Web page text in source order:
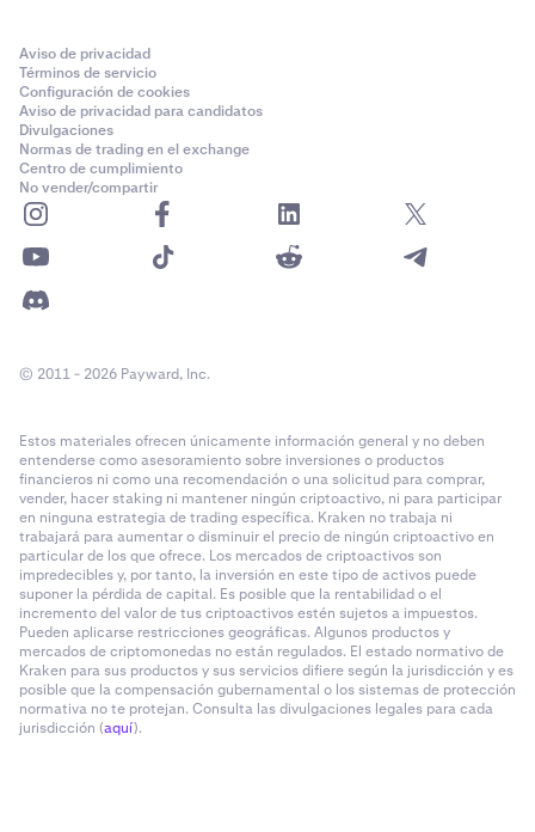
Aviso de privacidad
Términos de servicio
Configuración de cookies
Aviso de privacidad para candidatos
Divulgaciones
Normas de trading en el exchange
Centro de cumplimiento
No vender/compartir
© 2011 - 2026 Payward, Inc.
Estos materiales ofrecen únicamente información general y no deben
entenderse como asesoramiento sobre inversiones o productos
financieros ni como una recomendación o una solicitud para comprar,
vender, hacer staking ni mantener ningún criptoactivo, ni para participar
en ninguna estrategia de trading específica. Kraken no trabaja ni
trabajará para aumentar o disminuir el precio de ningún criptoactivo en
particular de los que ofrece. Los mercados de criptoactivos son
impredecibles y, por tanto, la inversión en este tipo de activos puede
suponer la pérdida de capital. Es posible que la rentabilidad o el
incremento del valor de tus criptoactivos estén sujetos a impuestos.
Pueden aplicarse restricciones geográficas. Algunos productos y
mercados de criptomonedas no están regulados. El estado normativo de
Kraken para sus productos y sus servicios difiere según la jurisdicción y es
posible que la compensación gubernamental o los sistemas de protección
normativa no te protejan. Consulta las divulgaciones legales para cada
jurisdicción (aquí).